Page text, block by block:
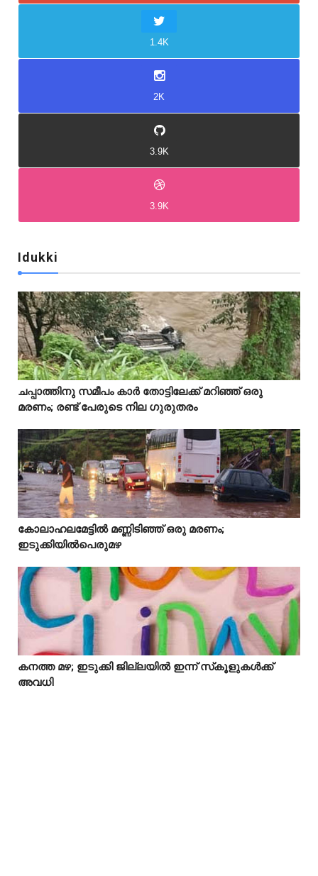
1.4K
2K
3.9K
3.9K
Idukki
  
ചപ്പാത്തിനു സമീപം കാർ തോട്ടിലേക്ക് മറിഞ്ഞ് ഒരു
മരണം; രണ്ട് പേരുടെ നില ഗുരുതരം
  
Idukki
കോലാഹലമേട്ടിൽ മണ്ണിടിഞ്ഞ് ഒരു മരണം;
ഇടുക്കിയിൽപെരുമഴ
  
Idukki
കനത്ത മഴ; ഇടുക്കി ജില്ലയിൽ ഇന്ന് സ്‌കൂളുകൾക്ക്
അവധി